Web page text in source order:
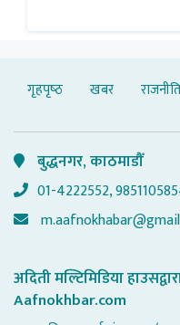
गृहपृष्‍ठ खबर
बुद्धनगर, काठमाडौँ
01-4222552,
अदिती मल्टिमिडिया
Aafnokhbar.com